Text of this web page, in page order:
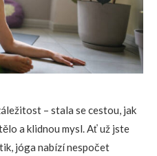
– stala se cestou, jak
a klidnou mysl. Ať už jste
jóga nabízí nespočet